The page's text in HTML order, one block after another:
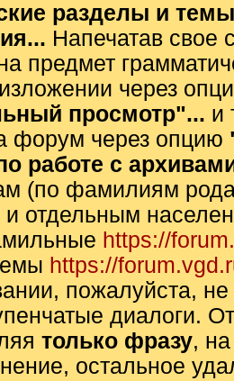
разделы и
Напечатав свое
предмет
через
просмотр"... и
форум через опцию
работе с
(по фамилиям
и отдельным
https://
https://
пожалуйста, не
диалоги.
только фразу,
остальное